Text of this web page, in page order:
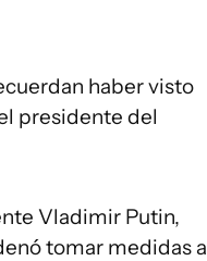
haber visto
presidente del
Vladimir Putin,
tomar medidas a